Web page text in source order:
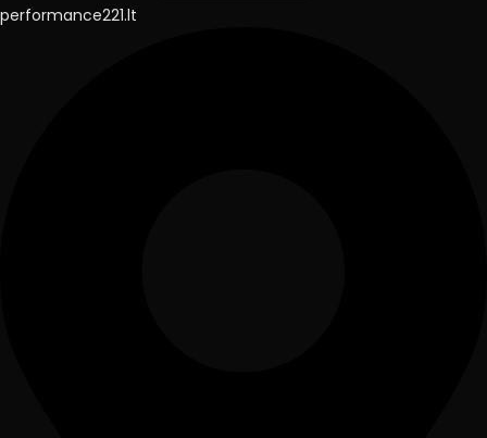
performance221.lt